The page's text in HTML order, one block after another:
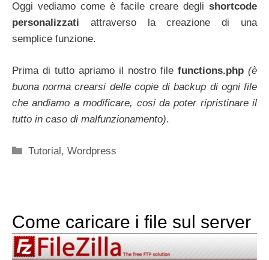
Oggi vediamo come è facile creare degli shortcode
personalizzati attraverso la creazione di una
semplice funzione.
Prima di tutto apriamo il nostro file functions.php (è
buona norma crearsi delle copie di backup di ogni file
che andiamo a modificare, cosi da poter ripristinare il
tutto in caso di malfunzionamento).
Categorie
Tutorial ,Wordpress
Come caricare i file sul server